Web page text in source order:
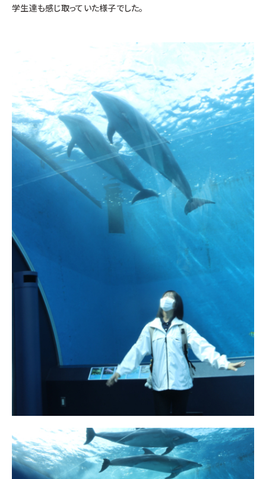
学生達も感じ取っていた様子でした。